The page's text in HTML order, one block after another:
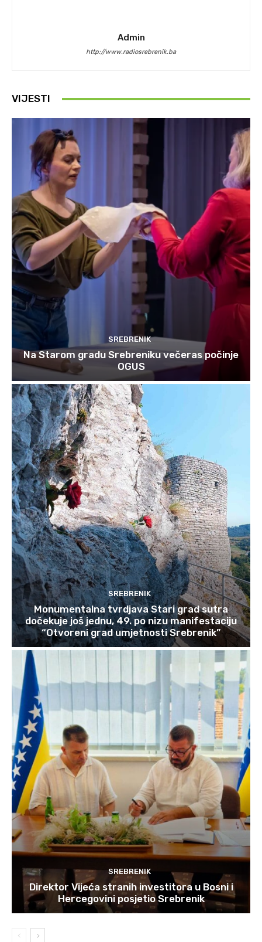
Admin
http://www.radiosrebrenik.ba
VIJESTI
SREBRENIK
Na Starom gradu Srebreniku večeras počinje
OGUS
SREBRENIK
Monumentalna tvrdjava Stari grad sutra
dočekuje još jednu, 49. po nizu manifestaciju
“Otvoreni grad umjetnosti Srebrenik”
SREBRENIK
Direktor Vijeća stranih investitora u Bosni i
Hercegovini posjetio Srebrenik